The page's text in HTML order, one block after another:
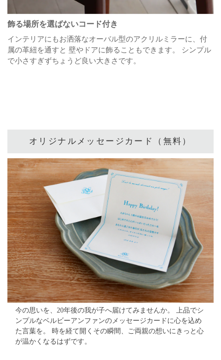
飾る場所を選ばないコード付き
インテリアにもお洒落なオーバル型のアクリルミラーに、付
属の革紐を通すと 壁やドアに飾ることもできます。
シンプル
で小さすぎずちょうど良い大きさです。
オリジナルメッセージカード（無料）
今の思いを、20年後の我が子へ届けてみませんか。
上品でシ
ンプルなベルビーアンファンのメッセージカードに心を込め
た言葉を。
時を経て開くその瞬間、ご両親の想いにきっと心
が温かくなるはずです。